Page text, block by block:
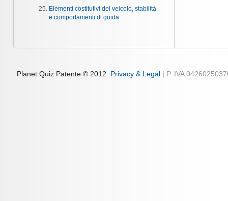
Elementi costitutivi del veicolo, stabilità
e comportamenti di guida
Planet Quiz Patente © 2012 Privacy & Legal | P. IVA